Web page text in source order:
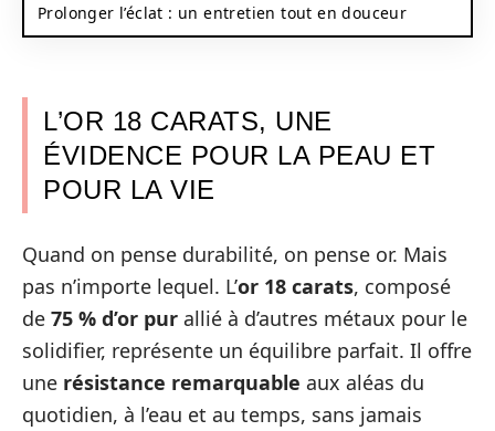
Prolonger l’éclat : un entretien tout en douceur
L’OR 18 CARATS, UNE
ÉVIDENCE POUR LA PEAU ET
POUR LA VIE
Quand on pense durabilité, on pense or. Mais
pas n’importe lequel. L’or 18 carats, composé
de 75 % d’or pur allié à d’autres métaux pour le
solidifier, représente un équilibre parfait. Il offre
une résistance remarquable aux aléas du
quotidien, à l’eau et au temps, sans jamais